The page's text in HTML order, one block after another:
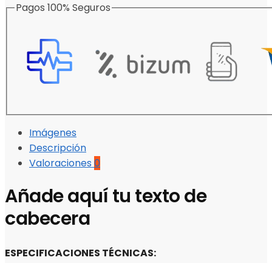
Pagos 100% Seguros
Imágenes
Descripción
Valoraciones 0
Añade aquí tu texto de
cabecera
ESPECIFICACIONES TÉCNICAS: